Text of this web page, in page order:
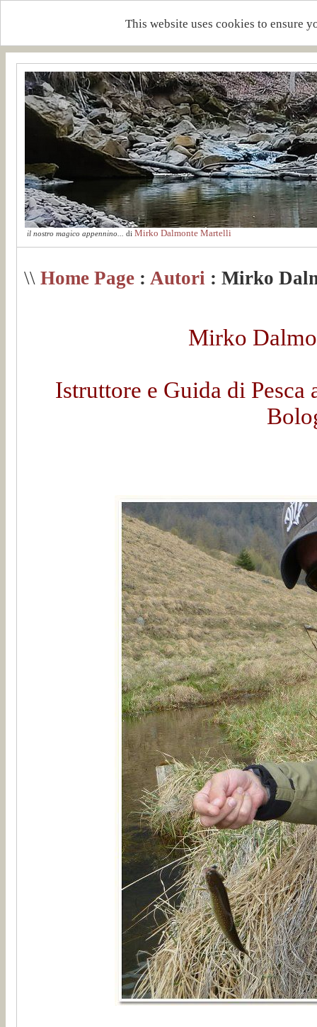
This website uses cookies to ensure
il nostro magico appennino... di Mirko Dalmonte Martelli
\\ Home Page : Autori : Mirko
Mirko
Istruttore e Guida di Pesca